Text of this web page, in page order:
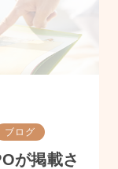
ブログ
が掲載さ